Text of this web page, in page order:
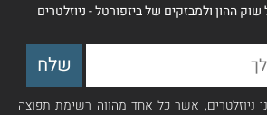
ההון ולמבזקים של ביזפורטל - ניוזלטרים
ניוזלטרים, אשר כל אחד מהווה רשימת תפוצה